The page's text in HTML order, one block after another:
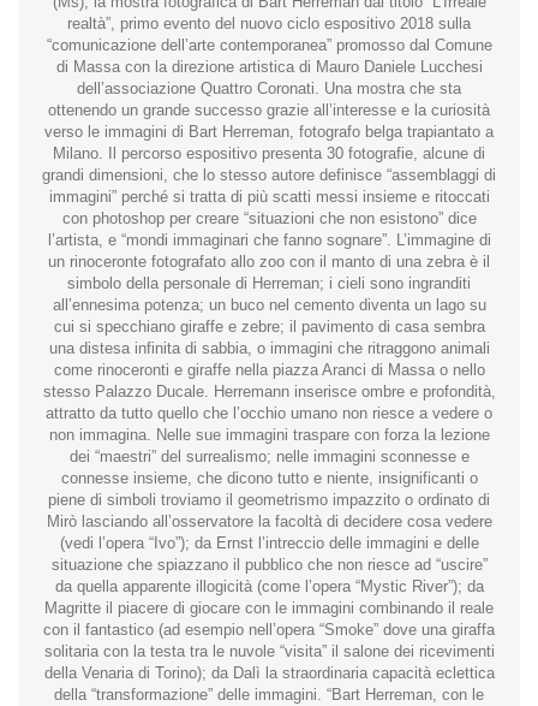
realtà”, primo evento del nuovo ciclo espositivo 2018 sulla
“comunicazione dell’arte contemporanea” promosso dal Comune
di Massa con la direzione artistica di Mauro Daniele Lucchesi
dell’associazione Quattro Coronati. Una mostra che sta
ottenendo un grande successo grazie all’interesse e la curiosità
verso le immagini di Bart Herreman, fotografo belga trapiantato a
Milano. Il percorso espositivo presenta 30 fotografie, alcune di
grandi dimensioni, che lo stesso autore definisce “assemblaggi di
immagini” perché si tratta di più scatti messi insieme e ritoccati
con photoshop per creare “situazioni che non esistono” dice
l’artista, e “mondi immaginari che fanno sognare”. L’immagine di
un rinoceronte fotografato allo zoo con il manto di una zebra è il
simbolo della personale di Herreman; i cieli sono ingranditi
all’ennesima potenza; un buco nel cemento diventa un lago su
cui si specchiano giraffe e zebre; il pavimento di casa sembra
una distesa infinita di sabbia, o immagini che ritraggono animali
come rinoceronti e giraffe nella piazza Aranci di Massa o nello
stesso Palazzo Ducale. Herremann inserisce ombre e profondità,
attratto da tutto quello che l’occhio umano non riesce a vedere o
non immagina. Nelle sue immagini traspare con forza la lezione
dei “maestri” del surrealismo; nelle immagini sconnesse e
connesse insieme, che dicono tutto e niente, insignificanti o
piene di simboli troviamo il geometrismo impazzito o ordinato di
Mirò lasciando all’osservatore la facoltà di decidere cosa vedere
(vedi l’opera “Ivo”); da Ernst l’intreccio delle immagini e delle
situazione che spiazzano il pubblico che non riesce ad “uscire”
da quella apparente illogicità (come l’opera “Mystic River”); da
Magritte il piacere di giocare con le immagini combinando il reale
con il fantastico (ad esempio nell’opera “Smoke” dove una giraffa
solitaria con la testa tra le nuvole “visita” il salone dei ricevimenti
della Venaria di Torino); da Dalì la straordinaria capacità eclettica
della “transformazione” delle immagini. “Bart Herreman, con le